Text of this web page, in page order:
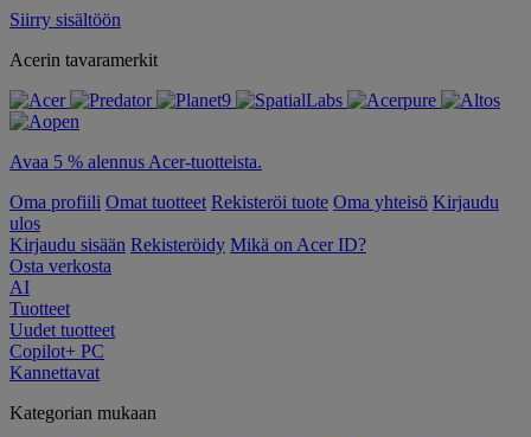
Siirry sisältöön
Acerin tavaramerkit
Avaa 5 % alennus Acer-tuotteista.
Oma profiili Omat tuotteet Rekisteröi tuote Oma yhteisö Kirjaudu
ulos
Kirjaudu sisään Rekisteröidy Mikä on Acer ID?
Osta verkosta
AI
Tuotteet
Uudet tuotteet
Copilot+ PC
Kannettavat
Kategorian mukaan